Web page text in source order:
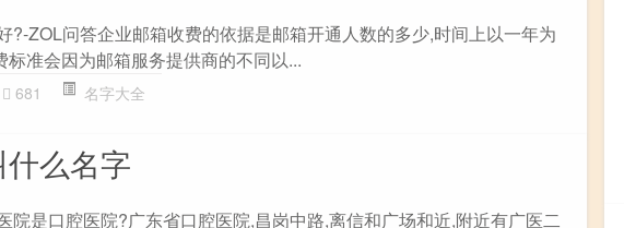
?-ZOL问答企业邮箱收费的依据是邮箱开通人数的多少,时间上以一年为
准会因为邮箱服务提供商的不同以...
681 名字大全
么名字
院是口腔医院?广东省口腔医院,昌岗中路,离信和广场和近,附近有广医二